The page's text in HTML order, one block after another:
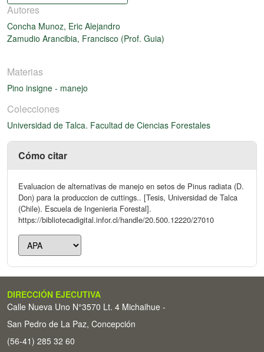
Autores
Concha Munoz, Eric Alejandro
Zamudio Arancibia, Francisco (Prof. Guia)
Materias
Pino insigne - manejo
Colecciones
Universidad de Talca. Facultad de Ciencias Forestales
Cómo citar
Evaluacion de alternativas de manejo en setos de Pinus radiata (D.
Don) para la produccion de cuttings.. [Tesis, Universidad de Talca
(Chile). Escuela de Ingenieria Forestal].
https://bibliotecadigital.infor.cl/handle/20.500.12220/27010
DIRECCIÓN EJECUTIVA
Calle Nueva Uno N°3570 Lt. 4 Michaihue -
San Pedro de La Paz, Concepción
(56-41) 285 32 60